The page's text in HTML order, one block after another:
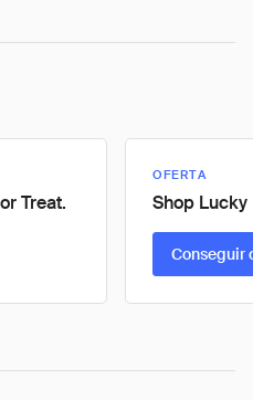
Treat.
OFERTA
Shop Lucky
Conseguir